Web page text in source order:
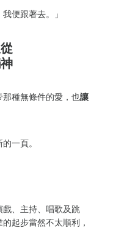
便跟著去。」
那種無條件的愛，也讓
一頁。
戲、主持、唱歌及跳
起步當然不太順利，